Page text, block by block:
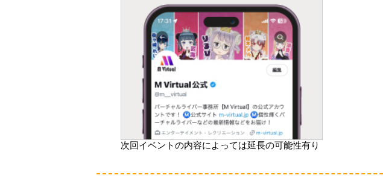
次回イベントの内容によっては延長の可能性有り